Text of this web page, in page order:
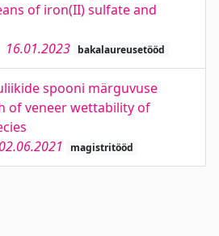
of iron(II) sulfate and
16.01.2023 bakalaureusetööd
spooni märguvuse
of veneer wettability of
02.06.2021 magistritööd